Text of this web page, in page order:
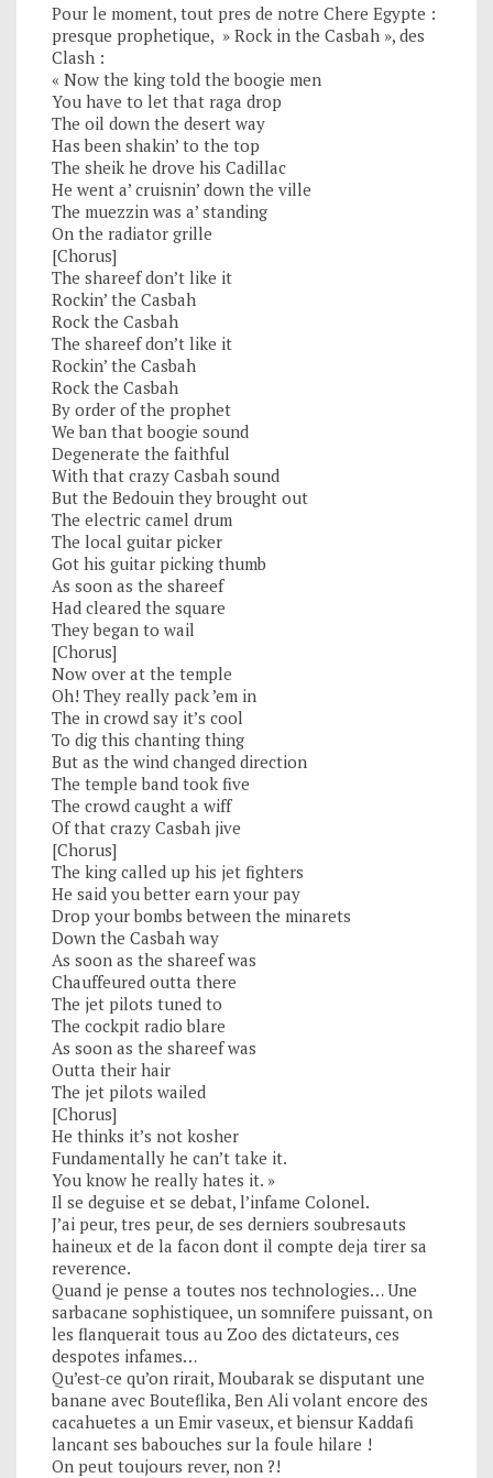
Pour le moment, tout pres de notre Chere Egypte :
presque prophetique, » Rock in the Casbah », des
Clash :
« Now the king told the boogie men
You have to let that raga drop
The oil down the desert way
Has been shakin’ to the top
The sheik he drove his Cadillac
He went a’ cruisnin’ down the ville
The muezzin was a’ standing
On the radiator grille
[Chorus]
The shareef don’t like it
Rockin’ the Casbah
Rock the Casbah
The shareef don’t like it
Rockin’ the Casbah
Rock the Casbah
By order of the prophet
We ban that boogie sound
Degenerate the faithful
With that crazy Casbah sound
But the Bedouin they brought out
The electric camel drum
The local guitar picker
Got his guitar picking thumb
As soon as the shareef
Had cleared the square
They began to wail
[Chorus]
Now over at the temple
Oh! They really pack ’em in
The in crowd say it’s cool
To dig this chanting thing
But as the wind changed direction
The temple band took five
The crowd caught a wiff
Of that crazy Casbah jive
[Chorus]
The king called up his jet fighters
He said you better earn your pay
Drop your bombs between the minarets
Down the Casbah way
As soon as the shareef was
Chauffeured outta there
The jet pilots tuned to
The cockpit radio blare
As soon as the shareef was
Outta their hair
The jet pilots wailed
[Chorus]
He thinks it’s not kosher
Fundamentally he can’t take it.
You know he really hates it. »
Il se deguise et se debat, l’infame Colonel.
J’ai peur, tres peur, de ses derniers soubresauts
haineux et de la facon dont il compte deja tirer sa
reverence.
Quand je pense a toutes nos technologies… Une
sarbacane sophistiquee, un somnifere puissant, on
les flanquerait tous au Zoo des dictateurs, ces
despotes infames…
Qu’est-ce qu’on rirait, Moubarak se disputant une
banane avec Bouteflika, Ben Ali volant encore des
cacahuetes a un Emir vaseux, et biensur Kaddafi
lancant ses babouches sur la foule hilare !
On peut toujours rever, non ?!